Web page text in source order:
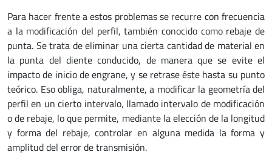
Para hacer frente a estos problemas se recurre con frecuencia
a la modificación del perfil, también conocido como rebaje de
punta. Se trata de eliminar una cierta cantidad de material en
la punta del diente conducido, de manera que se evite el
impacto de inicio de engrane, y se retrase éste hasta su punto
teórico. Eso obliga, naturalmente, a modificar la geometría del
perfil en un cierto intervalo, llamado intervalo de modificación
o de rebaje, lo que permite, mediante la elección de la longitud
y forma del rebaje, controlar en alguna medida la forma y
amplitud del error de transmisión.